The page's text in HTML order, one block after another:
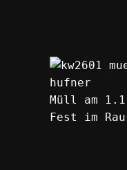
Müll am
Fest im